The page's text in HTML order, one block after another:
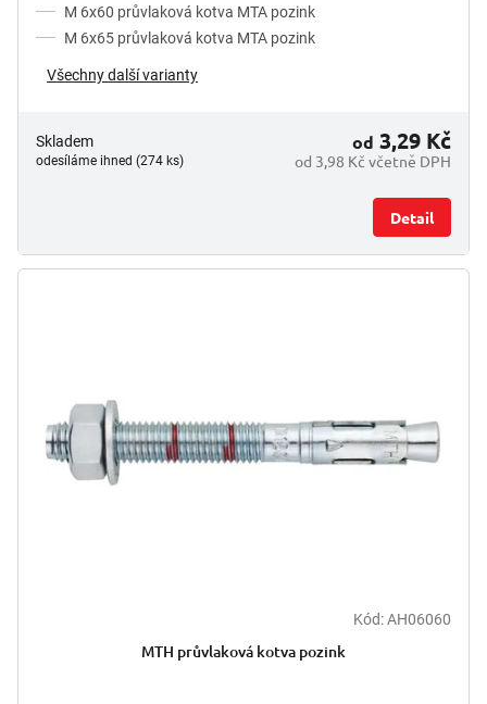
M 6x60 průvlaková kotva MTA pozink
M 6x65 průvlaková kotva MTA pozink
Všechny další varianty
Skladem
odesíláme ihned (274 ks) od 3,98 Kč včetně DPH
od 3,29 Kč
Detail
Kód:AH06060
MTH průvlaková kotva pozink